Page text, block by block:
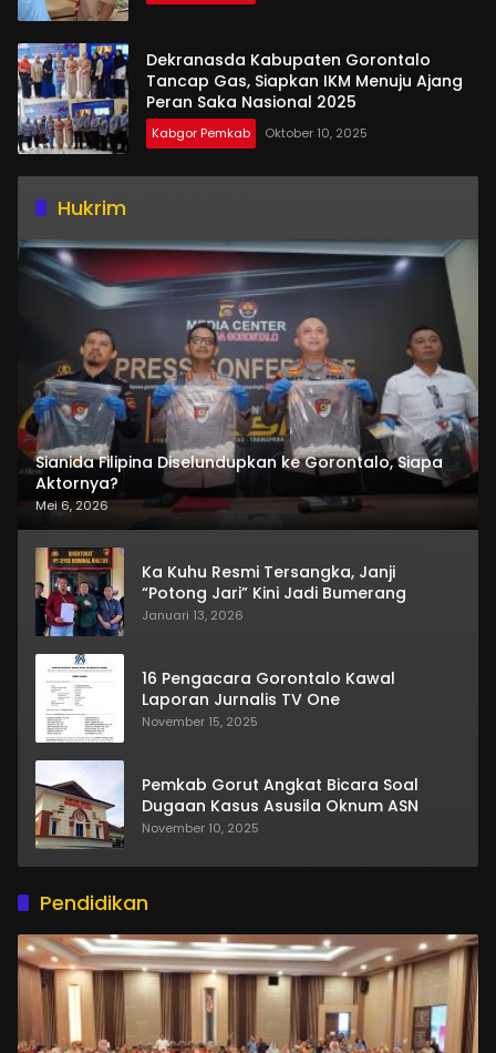
Dekranasda Kabupaten Gorontalo
Tancap Gas, Siapkan IKM Menuju Ajang
Peran Saka Nasional 2025
Kabgor Pemkab Oktober 10, 2025
Hukrim
Sianida Filipina Diselundupkan ke Gorontalo, Siapa
Aktornya?
Mei 6, 2026
Ka Kuhu Resmi Tersangka, Janji
“Potong Jari” Kini Jadi Bumerang
Januari 13, 2026
16 Pengacara Gorontalo Kawal
Laporan Jurnalis TV One
November 15, 2025
Pemkab Gorut Angkat Bicara Soal
Dugaan Kasus Asusila Oknum ASN
November 10, 2025
Pendidikan